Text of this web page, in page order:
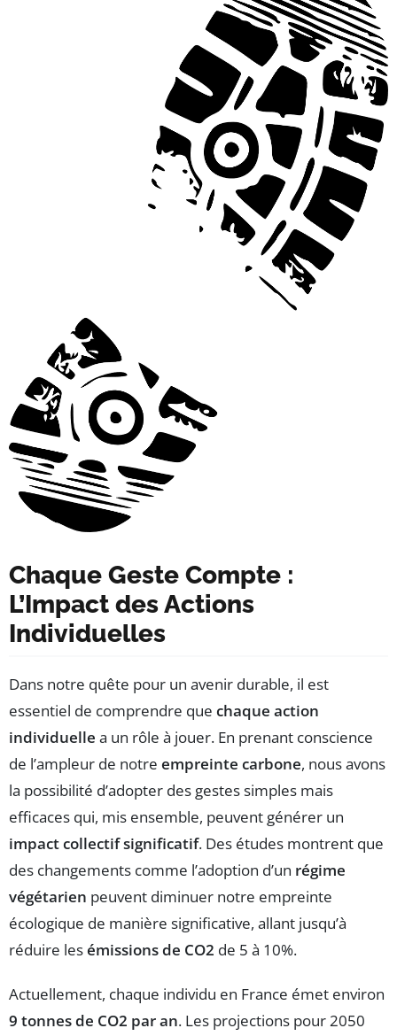
Chaque Geste Compte :
L’Impact des Actions
Individuelles
Dans notre quête pour un avenir durable, il est
essentiel de comprendre que chaque action
individuelle a un rôle à jouer. En prenant conscience
de l’ampleur de notre empreinte carbone, nous avons
la possibilité d’adopter des gestes simples mais
efficaces qui, mis ensemble, peuvent générer un
impact collectif significatif. Des études montrent que
des changements comme l’adoption d’un régime
végétarien peuvent diminuer notre empreinte
écologique de manière significative, allant jusqu’à
réduire lesémissions de CO2 de 5 à 10%.
Actuellement, chaque individu en France émet environ
9 tonnes de CO2 par an. Les projections pour 2050